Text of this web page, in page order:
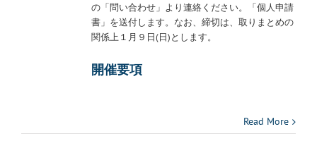
の「問い合わせ」より連絡ください。「個人申請
書」を送付します。なお、締切は、取りまとめの
関係上１月９日(日)とします。
開催要項
Read More